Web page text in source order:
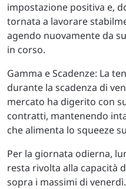
impostazione positiva e,
tornata a lavorare
agendo nuovamente da
in corso.
Gamma e Scadenze: La
durante la scadenza di
mercato ha digerito con
contratti, mantenendo
che alimenta lo squeeze
Per la giornata odierna,
resta rivolta alla capacità
sopra i massimi di